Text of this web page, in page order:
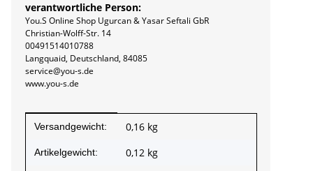
verantwortliche Person:
You.S Online Shop Ugurcan & Yasar Seftali GbR
Christian-Wolff-Str. 14
00491514010788
Langquaid, Deutschland, 84085
service@you-s.de
www.you-s.de
Produkteigenschaft
Wert
Versandgewicht: 0,16 kg
Artikelgewicht: 0,12 kg